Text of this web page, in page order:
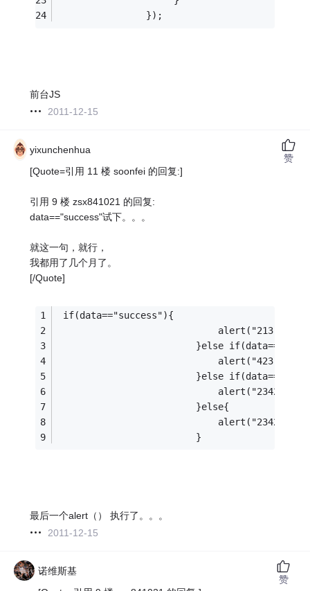
				});
前台JS
2011-12-15
yixunchenhua
[Quote=引用 11 楼 soonfei 的回复:]
引用 9 楼 zsx841021 的回复:
data=="success"试下。。。
就这一句，就行，
我都用了几个月了。
[/Quote]
if(data=="success"){
							 alert("213");
}else
							 alert("423");
}else
							 alert("234234");
						 }else{
						 }
最后一个alert（） 执行了。。。
2011-12-15
赞
诺维斯基
赞